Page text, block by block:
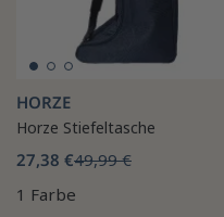
HORZE
Horze Stiefeltasche
27,38 €49,99 €
1 Farbe